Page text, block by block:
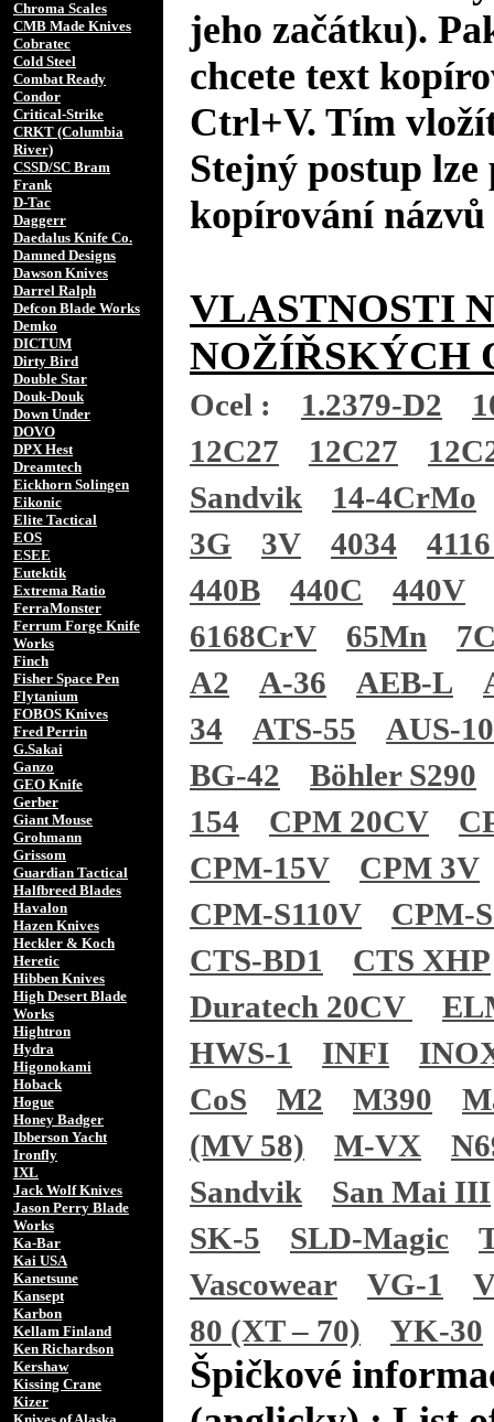
Chroma Scales
CMB Made Knives
Cobratec
Cold Steel
Combat Ready
Condor
Critical-Strike
CRKT (Columbia
River)
CSSD/SC Bram
Frank
D-Tac
Daggerr
Daedalus Knife Co.
Damned Designs
Dawson Knives
Darrel Ralph
Defcon Blade Works
Demko
DICTUM
Dirty Bird
Double Star
Douk-Douk
Down Under
DOVO
DPX Hest
Dreamtech
Eickhorn Solingen
Eikonic
Elite Tactical
EOS
ESEE
Eutektik
Extrema Ratio
FerraMonster
Ferrum Forge Knife
Works
Finch
Fisher Space Pen
Flytanium
FOBOS Knives
Fred Perrin
G.Sakai
Ganzo
GEO Knife
Gerber
Giant Mouse
Grohmann
Grissom
Guardian Tactical
Halfbreed Blades
Havalon
Hazen Knives
Heckler & Koch
Heretic
Hibben Knives
High Desert Blade
Works
Hightron
Hydra
Higonokami
Hoback
Hogue
Honey Badger
Ibberson Yacht
Ironfly
IXL
Jack Wolf Knives
Jason Perry Blade
Works
Ka-Bar
Kai USA
Kanetsune
Kansept
Karbon
Kellam Finland
Ken Richardson
Kershaw
Kissing Crane
Kizer
jeho začátku).
chcete text
Ctrl+V. Tím
Stejný postup
kopírování
VLASTNOSTI
NOŽÍŘSKÝCH
Ocel : 1.2379-D2
12C27
12C27
Sandvik
14-4CrMo
3G
3V 4034
440B
440C
440V
6168CrV
65Mn
A2
A-36 AEB-L
34
ATS-55
AUS-
BG-42
Böhler S290
154
CPM 20CV
CPM-15V
CPM 3V
CPM-S110V
CPM-
CTS-BD1
CTS XHP
Duratech 20CV
HWS-1
INFI
CoS
M2 M390
(MV 58)
M-VX
Sandvik
San Mai III
SK-5
SLD-Magic
Vascowear
VG-1
80 (XT – 70)
YK-30
Špičkové